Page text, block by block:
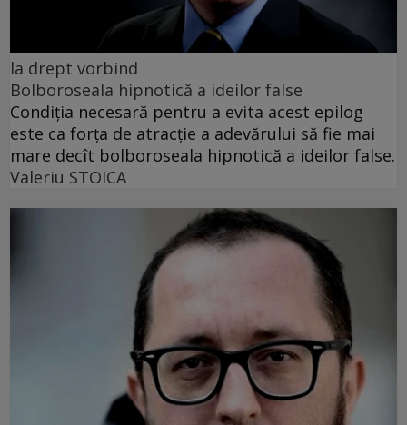
la drept vorbind
Bolboroseala hipnotică a ideilor false
Condiția necesară pentru a evita acest epilog
este ca forța de atracție a adevărului să fie mai
mare decît bolboroseala hipnotică a ideilor false.
Valeriu STOICA